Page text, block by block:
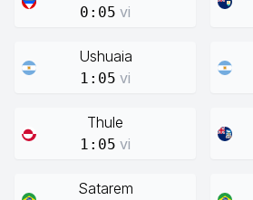
0:05 vi
Ushuaia
1:05 vi
Thule
1:05 vi
Satarem